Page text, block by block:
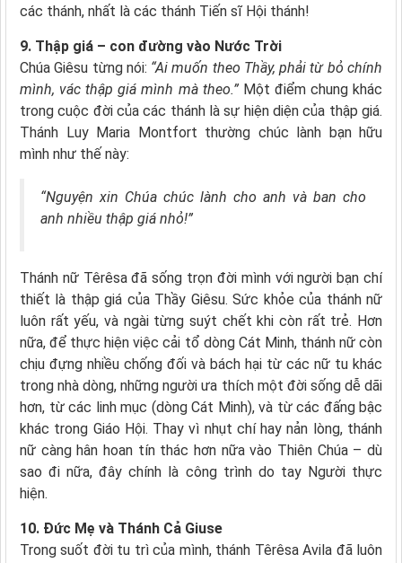
các thánh, nhất là các thánh Tiến sĩ Hội thánh!
9. Thập giá – con đường vào Nước Trời
Chúa Giêsu từng nói: “Ai muốn theo Thầy, phải từ bỏ chính
mình, vác thập giá mình mà theo.”Một điểm chung khác
trong cuộc đời của các thánh là sự hiện diện của thập giá.
Thánh Luy Maria Montfort thường chúc lành bạn hữu
mình như thế này:
“Nguyện xin Chúa chúc lành cho anh và ban cho
anh nhiều thập giá nhỏ!”
Thánh nữ Têrêsa đã sống trọn đời mình với người bạn chí
thiết là thập giá của Thầy Giêsu. Sức khỏe của thánh nữ
luôn rất yếu, và ngài từng suýt chết khi còn rất trẻ. Hơn
nữa, để thực hiện việc cải tổ dòng Cát Minh, thánh nữ còn
chịu đựng nhiều chống đối và bách hại từ các nữ tu khác
trong nhà dòng, những người ưa thích một đời sống dễ dãi
hơn, từ các linh mục (dòng Cát Minh), và từ các đấng bậc
khác trong Giáo Hội. Thay vì nhụt chí hay nản lòng, thánh
nữ càng hân hoan tín thác hơn nữa vào Thiên Chúa – dù
sao đi nữa, đây chính là công trình do tay Người thực
hiện.
10. Đức Mẹ và Thánh Cả Giuse
Trong suốt đời tu trì của mình, thánh Têrêsa Avila đã luôn